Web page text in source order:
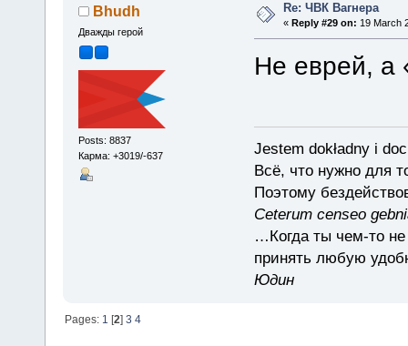
Bhudh
Дважды герой
Posts: 8837
Карма: +3019/-637
Re: ЧВК Вагнера
« Reply #29 on: 19 March
Не еврей, а
Jestem dokładny i
Всё, что нужно для
Поэтому
Ceterum censeo
…Когда ты чем-то не
принять любую
Юдин
Pages: 1 [2]3 4